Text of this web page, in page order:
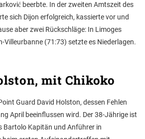
beerbte. In der zweiten Amtszeit des
sich Dijon erfolgreich, kassierte vor und
aber zwei Rückschläge: In Limoges
Villeurbanne (71:73) setzte es Niederlagen.
mit Chikoko
Guard David Holston, dessen Fehlen
April beeinflussen wird. Der 38-Jährige ist
Bartolo Kapitän und Anführer in